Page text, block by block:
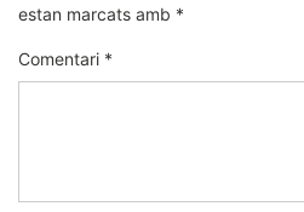
estan marcats amb *
Comentari *